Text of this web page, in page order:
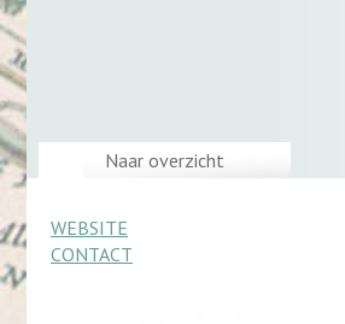
Naar overzicht
WEBSITE
CONTACT